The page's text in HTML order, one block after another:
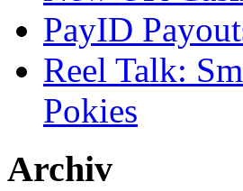
PayID
Reel Talk:
Pokies
Archiv